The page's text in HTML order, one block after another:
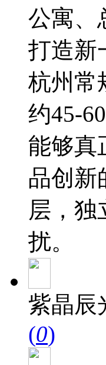
公寓、
打造新
杭州常
约45-
能够真
品创新
层，独
扰。
紫晶辰
(0)